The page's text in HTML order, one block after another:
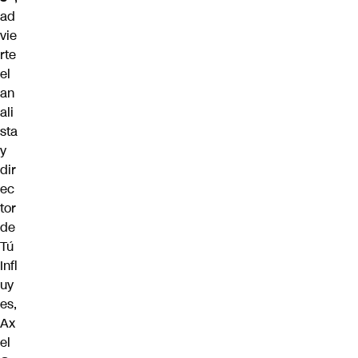
ad
vie
rte
el
an
ali
sta
y
dir
ec
tor
de
Tú
Infl
uy
es,
Ax
el